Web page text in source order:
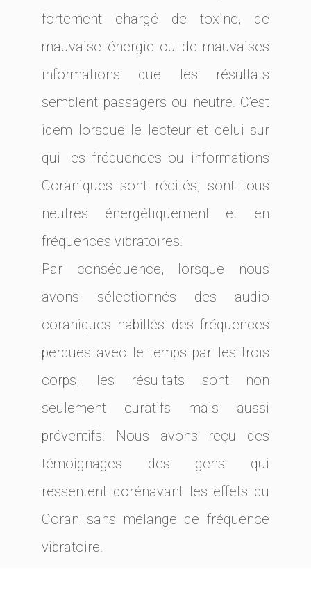
fortement chargé de toxine, de
mauvaise énergie ou de mauvaises
informations que les résultats
semblent passagers ou neutre. C’est
idem lorsque le lecteur et celui sur
qui les fréquences ou informations
Coraniques sont récités, sont tous
neutres énergétiquement et en
fréquences vibratoires.
Par conséquence, lorsque nous
avons sélectionnés des audio
coraniques habillés des fréquences
perdues avec le temps par les trois
corps, les résultats sont non
seulement curatifs mais aussi
préventifs. Nous avons reçu des
témoignages des gens qui
ressentent dorénavant les effets du
Coran sans mélange de fréquence
vibratoire.